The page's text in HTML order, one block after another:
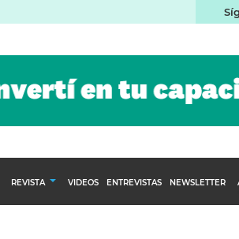
REVISTA VIDEOS ENTREVISTAS NEWSLETTER